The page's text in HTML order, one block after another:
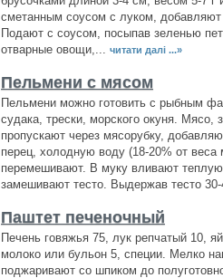
сметанным соусом с луком,
Подают с соусом, посыпав зеленью
отварные овощи,...
читати далі ...»
Пельмени с мясом
Пельмени можно готовить с рыбным
судака, трески, морского окуня. Мясо,
пропускают через мясорубку,
перец, холодную воду (18-20% от
перемешивают. В муку вливают
замешивают тесто. Выдержав тесто
Паштет печеночный
Печень говяжья 75, лук репчатый 10,
молоко или бульон 5, специи. Мелко
поджаривают со шпиком до